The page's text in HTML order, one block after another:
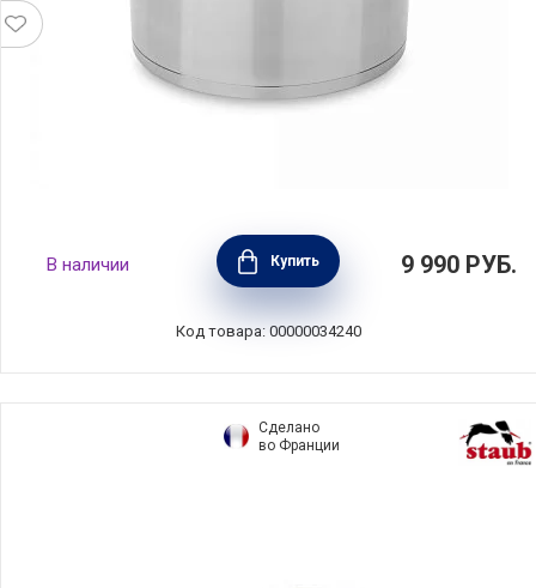
Кастрюля с крышкой Citrin 24 см, объем 5,8
л, высота 14 см, нержавеющая сталь, ELO,
Германия, 72424
В наличии Купить 9 990 РУБ.
Код товара: 00000034240
Сделано
во Франции